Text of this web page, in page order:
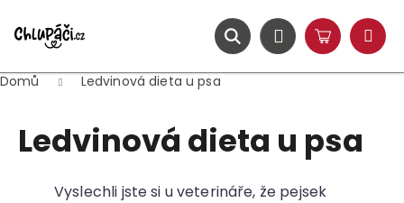
obsah
HledatPřihlášení
Nákupní
košík
Menu
Domů Ledvinová dieta u psa
Ledvinová dieta u psa
Vyslechli jste si u veterináře, že pejsek
o
ZPĚT
ZPĚT
C
o